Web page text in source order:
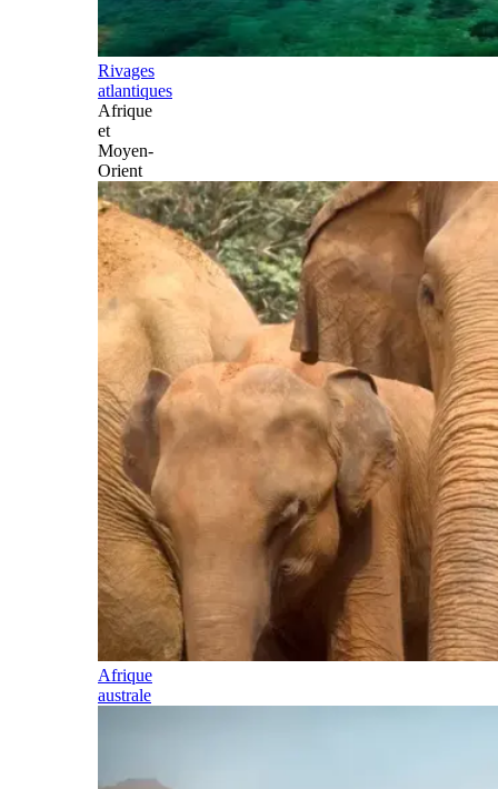
Rivages
atlantiques
Afrique
et
Moyen-
Orient
Afrique
australe